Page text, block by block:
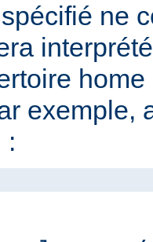
ne
exemple,
: